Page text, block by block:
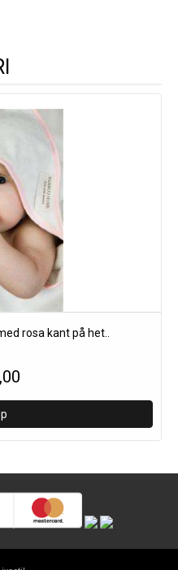
rosa kant på het..